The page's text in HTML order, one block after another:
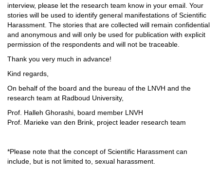
interview, please let the research team know in your email. Your
stories will be used to identify general manifestations of Scientific
Harassment. The stories that are collected will remain confidential
and anonymous and will only be used for publication with explicit
permission of the respondents and will not be traceable.
Thank you very much in advance!
Kind regards,
On behalf of the board and the bureau of the LNVH and the
research team at Radboud University,
Prof. Halleh Ghorashi, board member LNVH
Prof. Marieke van den Brink, project leader research team
*Please note that the concept of Scientific Harassment can
include, but is not limited to, sexual harassment.